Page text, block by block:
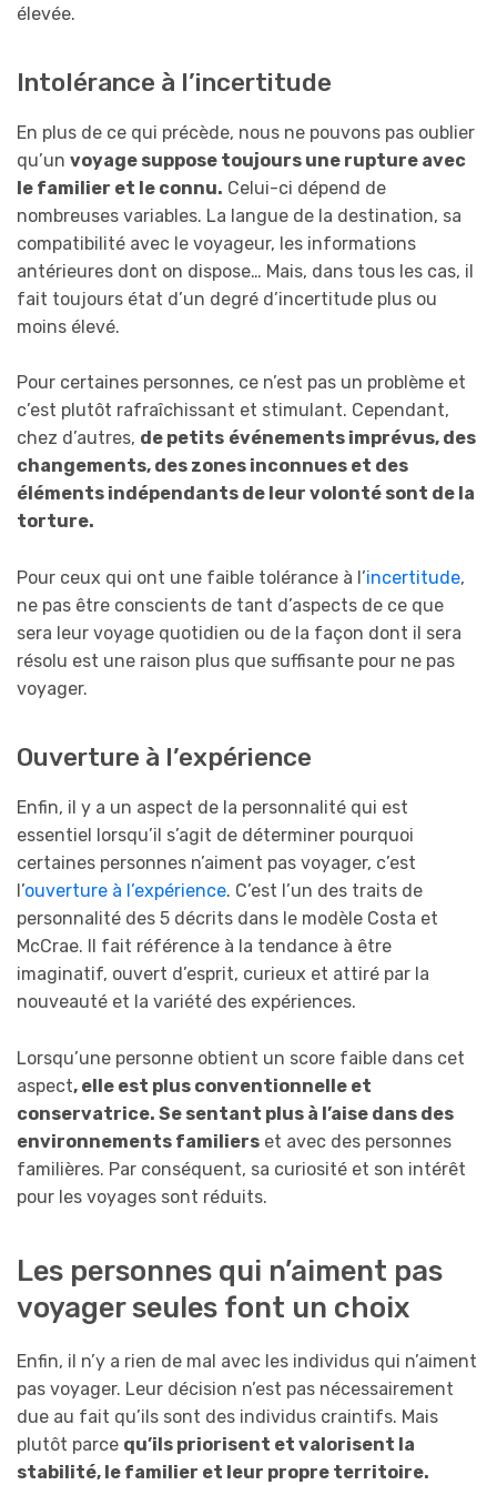
élevée.
Intolérance à l’incertitude
En plus de ce qui précède, nous ne pouvons pas oublier
qu’un voyage suppose toujours une rupture avec
le familier et le connu. Celui-ci dépend de
nombreuses variables. La langue de la destination, sa
compatibilité avec le voyageur, les informations
antérieures dont on dispose… Mais, dans tous les cas, il
fait toujours état d’un degré d’incertitude plus ou
moins élevé.
Pour certaines personnes, ce n’est pas un problème et
c’est plutôt rafraîchissant et stimulant. Cependant,
chez d’autres, de petits événements imprévus, des
changements, des zones inconnues et des
éléments indépendants de leur volonté sont de la
torture.
Pour ceux qui ont une faible tolérance à l’incertitude,
ne pas être conscients de tant d’aspects de ce que
sera leur voyage quotidien ou de la façon dont il sera
résolu est une raison plus que suffisante pour ne pas
voyager.
Ouverture à l’expérience
Enfin, il y a un aspect de la personnalité qui est
essentiel lorsqu’il s’agit de déterminer pourquoi
certaines personnes n’aiment pas voyager, c’est
l’ouverture à l’expérience. C’est l’un des traits de
personnalité des 5 décrits dans le modèle Costa et
McCrae. Il fait référence à la tendance à être
imaginatif, ouvert d’esprit, curieux et attiré par la
nouveauté et la variété des expériences.
Lorsqu’une personne obtient un score faible dans cet
aspect, elle est plus conventionnelle et
conservatrice. Se sentant plus à l’aise dans des
environnements familiers et avec des personnes
familières. Par conséquent, sa curiosité et son intérêt
pour les voyages sont réduits.
Les personnes qui n’aiment pas
voyager seules font un choix
Enfin, il n’y a rien de mal avec les individus qui n’aiment
pas voyager. Leur décision n’est pas nécessairement
due au fait qu’ils sont des individus craintifs. Mais
plutôt parce qu’ils priorisent et valorisent la
stabilité, le familier et leur propre territoire.